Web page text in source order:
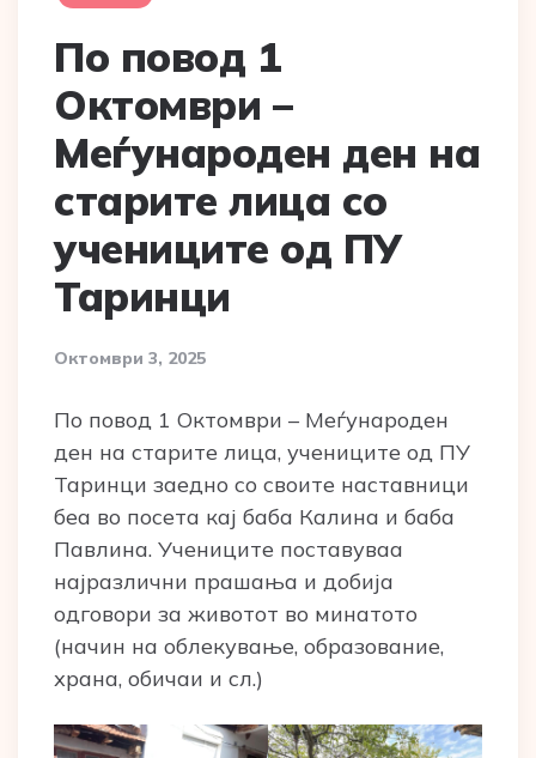
По повод 1
Октомври –
Меѓународен ден на
старите лица со
учениците од ПУ
Таринци
Октомври 3, 2025
По повод 1 Октомври – Меѓународен
ден на старите лица, учениците од ПУ
Таринци заедно со своите наставници
беа во посета кај баба Калина и баба
Павлина. Учениците поставуваа
најразлични прашања и добија
одговори за животот во минатото
(начин на облекување, образование,
храна, обичаи и сл.)